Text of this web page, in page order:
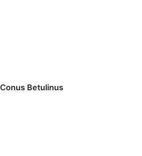
Conus Betulinus